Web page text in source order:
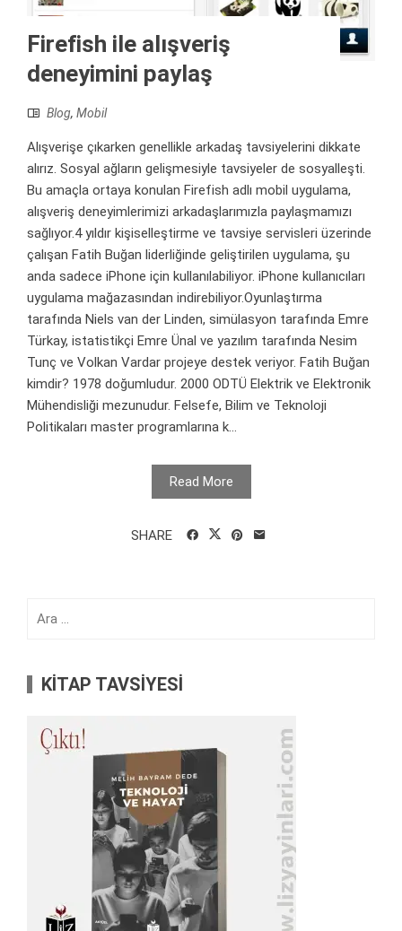
Firefish ile alışveriş
deneyimini paylaş
Blog, Mobil
Alışverişe çıkarken genellikle arkadaş tavsiyelerini dikkate
alırız. Sosyal ağların gelişmesiyle tavsiyeler de sosyalleşti.
Bu amaçla ortaya konulan Firefish adlı mobil uygulama,
alışveriş deneyimlerimizi arkadaşlarımızla paylaşmamızı
sağlıyor.4 yıldır kişiselleştirme ve tavsiye servisleri üzerinde
çalışan Fatih Buğan liderliğinde geliştirilen uygulama, şu
anda sadece iPhone için kullanılabiliyor. iPhone kullanıcıları
uygulama mağazasından indirebiliyor.Oyunlaştırma
tarafında Niels van der Linden, simülasyon tarafında Emre
Türkay, istatistikçi Emre Ünal ve yazılım tarafında Nesim
Tunç ve Volkan Vardar projeye destek veriyor. Fatih Buğan
kimdir? 1978 doğumludur. 2000 ODTÜ Elektrik ve Elektronik
Mühendisliği mezunudur. Felsefe, Bilim ve Teknoloji
Politikaları master programlarına k...
Read More
SHARE
KİTAP TAVSİYESİ